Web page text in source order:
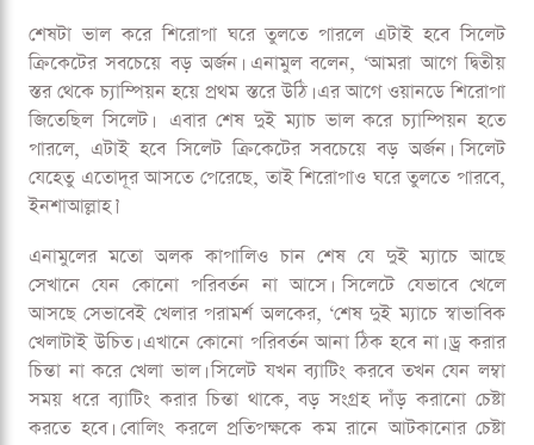
শেষটা ভাল করে শিরোপা ঘরে তুলতে পারলে এটাই হবে সিলেট
ক্রিকেটের সবচেয়ে বড় অর্জন। এনামুল বলেন, ‘আমরা আগে দ্বিতীয়
স্তর থেকে চ্যাম্পিয়ন হয়ে প্রথম স্তরে উঠি। এর আগে ওয়ানডে শিরোপা
জিতেছিল সিলেট। এবার শেষ দুই ম্যাচ ভাল করে চ্যাম্পিয়ন হতে
পারলে, এটাই হবে সিলেট ক্রিকেটের সবচেয়ে বড় অর্জন। সিলেট
যেহেতু এতোদূর আসতে পেরেছে, তাই শিরোপাও ঘরে তুলতে পারবে,
ইনশাআল্লাহ।’
এনামুলের মতো অলক কাপালিও চান শেষ যে দুই ম্যাচে আছে
সেখানে যেন কোনো পরিবর্তন না আসে। সিলেটে যেভাবে খেলে
আসছে সেভাবেই খেলার পরামর্শ অলকের, ‘শেষ দুই ম্যাচে স্বাভাবিক
খেলাটাই উচিত। এখানে কোনো পরিবর্তন আনা ঠিক হবে না। ড্র করার
চিন্তা না করে খেলা ভাল। সিলেট যখন ব্যাটিং করবে তখন যেন লম্বা
সময় ধরে ব্যাটিং করার চিন্তা থাকে, বড় সংগ্রহ দাঁড় করানো চেষ্টা
করতে হবে। বোলিং করলে প্রতিপক্ষকে কম রানে আটকানোর চেষ্টা